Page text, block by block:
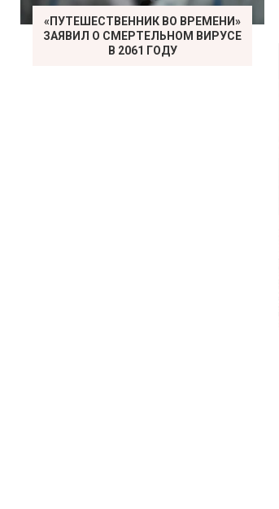
«ПУТЕШЕСТВЕННИК ВО ВРЕМЕНИ»
ЗАЯВИЛ О СМЕРТЕЛЬНОМ ВИРУСЕ
В 2061 ГОДУ